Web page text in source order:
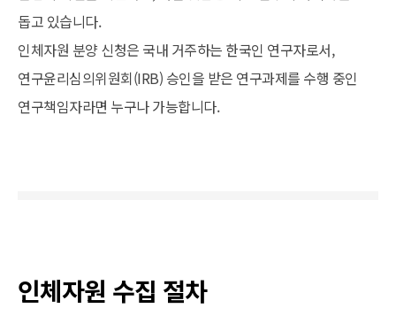
돕고 있습니다.
인체자원 분양 신청은 국내 거주하는 한국인 연구자로서,
연구윤리심의위원회(IRB) 승인을 받은 연구과제를 수행 중인
연구책임자라면 누구나 가능합니다.
인체자원 수집 절차